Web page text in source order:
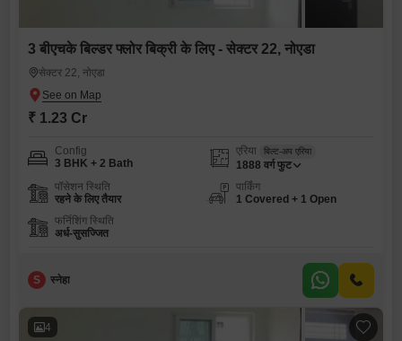
3 बीएचके बिल्डर फ्लोर बिक्री के लिए - सेक्टर 22, नोएडा
सेक्टर 22, नोएडा
₹ 1.23 Cr
Config
3 BHK + 2 Bath
एरिया बिल्ट-अप एरिया
1888 वर्ग फुट
पॉसेशन स्थिति
रहने के लिए तैयार
पार्किंग
1 Covered + 1 Open
फर्निशिंग स्थिति
अर्ध-सुसज्जित
S स्नेहा
4